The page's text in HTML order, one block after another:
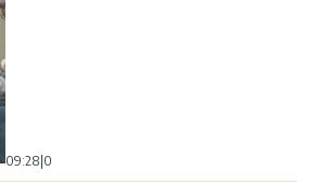
09:28|0